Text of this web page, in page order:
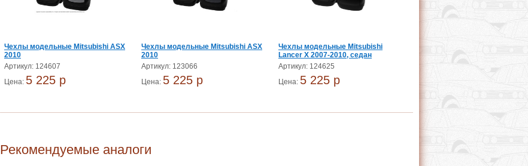
Чехлы модельные Mitsubishi ASX
2010
Артикул: 124607
Цена: 5 225 p
Чехлы модельные Mitsubishi ASX
2010
Артикул: 123066
Цена: 5 225 p
Чехлы модельные Mitsubishi
Lancer X 2007-2010, седан
Артикул: 124625
Цена: 5 225 p
Рекомендуемые аналоги